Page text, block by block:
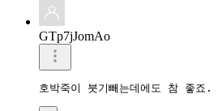
GTp7jJomAo
호박죽이 붓기빼는데에도 참 좋죠.